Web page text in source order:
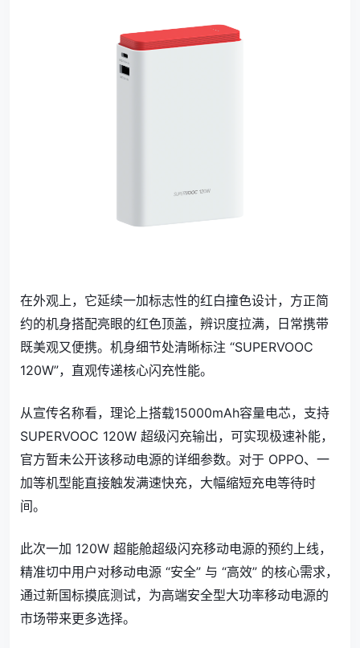
在外观上，它延续一加标志性的红白撞色设计，方正简
约的机身搭配亮眼的红色顶盖，辨识度拉满，日常携带
既美观又便携。机身细节处清晰标注 “SUPERVOOC
120W”，直观传递核心闪充性能。
从宣传名称看，理论上搭载15000mAh容量电芯，支持
SUPERVOOC 120W 超级闪充输出，可实现极速补能，
官方暂未公开该移动电源的详细参数。对于 OPPO、一
加等机型能直接触发满速快充，大幅缩短充电等待时
间。
此次一加 120W 超能舱超级闪充移动电源的预约上线，
精准切中用户对移动电源 “安全” 与 “高效” 的核心需求，
通过新国标摸底测试，为高端安全型大功率移动电源的
市场带来更多选择。